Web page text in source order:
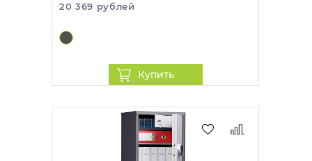
20 369 рублей
Купить